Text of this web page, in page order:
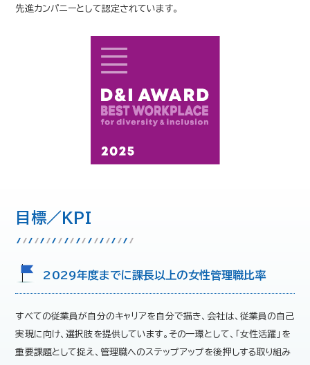
先進カンパニーとして認定されています。
目標／KPI
2029年度までに課長以上の女性管理職比率
すべての従業員が自分のキャリアを自分で描き、会社は、従業員の自己
実現に向け、選択肢を提供しています。その一環として、「女性活躍」を
重要課題として捉え、管理職へのステップアップを後押しする取り組み